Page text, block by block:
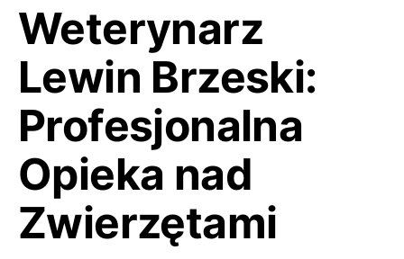
Weterynarz
Lewin Brzeski:
Profesjonalna
Opieka nad
Zwierzętami